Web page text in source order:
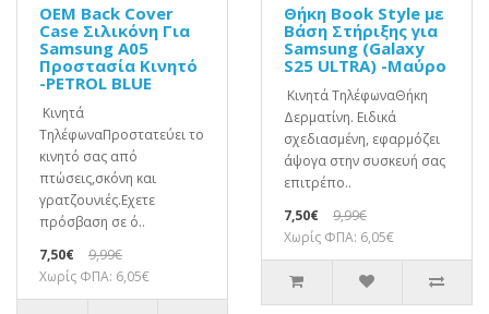
OEM Back Cover
Case Σιλικόνη Για
Samsung A05
Προστασία Κινητό
-PETROL BLUE
Κινητά
ΤηλέφωναΠροστατεύει το
κινητό σας από
πτώσεις,σκόνη και
γρατζουνιές.Eχετε
πρόσβαση σε ό..
7,50€
9,99€
Χωρίς ΦΠΑ: 6,05€
Θήκη Book Style με
Βάση Στήριξης για
Samsung (Galaxy
S25 ULTRA) -Μαύρο
Κινητά ΤηλέφωναΘήκη
Δερματίνη. Ειδικά
σχεδιασμένη, εφαρμόζει
άψογα στην συσκευή σας
επιτρέπο..
7,50€
9,99€
Χωρίς ΦΠΑ: 6,05€